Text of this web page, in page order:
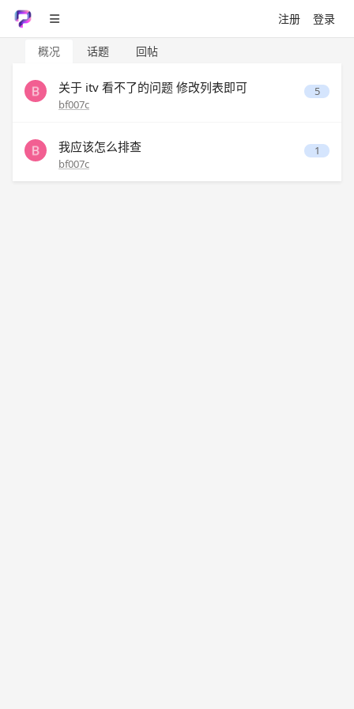
注册 登录
概况 话题 回帖
关于 itv 看不了的问题 修改列表即可
bf007c
5
我应该怎么排查
bf007c
1